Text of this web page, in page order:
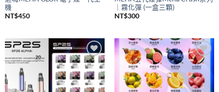
機
NT$450
｜霧化彈 (一盒三顆)
NT$300
Add to
wishlist
Add to
wishlist